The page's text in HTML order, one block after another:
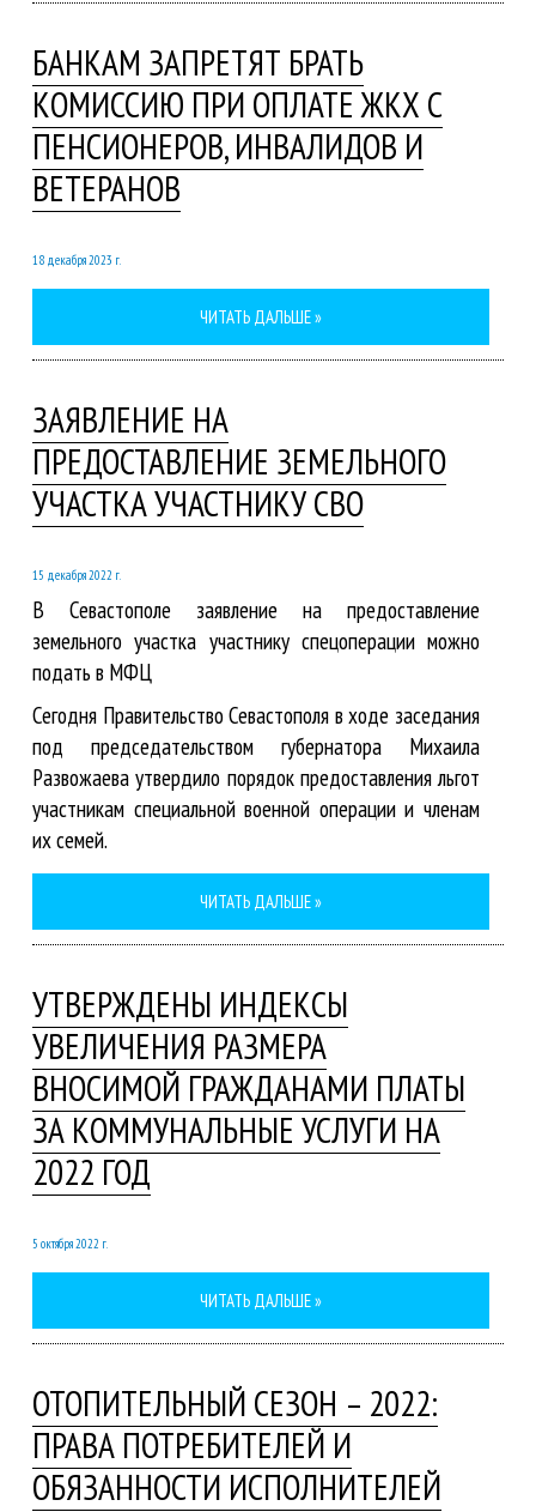
БАНКАМ ЗАПРЕТЯТ БРАТЬ
КОМИССИЮ ПРИ ОПЛАТЕ ЖКХ С
ПЕНСИОНЕРОВ, ИНВАЛИДОВ И
ВЕТЕРАНОВ
18 декабря 2023 г.
ЧИТАТЬ ДАЛЬШЕ »
ЗАЯВЛЕНИЕ НА
ПРЕДОСТАВЛЕНИЕ ЗЕМЕЛЬНОГО
УЧАСТКА УЧАСТНИКУ СВО
15 декабря 2022 г.
В Севастополе заявление на предоставление
земельного участка участнику спецоперации можно
подать в МФЦ
Сегодня Правительство Севастополя в ходе заседания
под председательством губернатора Михаила
Развожаева утвердило порядок предоставления льгот
участникам специальной военной операции и членам
их семей.
ЧИТАТЬ ДАЛЬШЕ »
УТВЕРЖДЕНЫ ИНДЕКСЫ
УВЕЛИЧЕНИЯ РАЗМЕРА
ВНОСИМОЙ ГРАЖДАНАМИ ПЛАТЫ
ЗА КОММУНАЛЬНЫЕ УСЛУГИ НА
2022 ГОД
5 октября 2022 г.
ЧИТАТЬ ДАЛЬШЕ »
ОТОПИТЕЛЬНЫЙ СЕЗОН – 2022:
ПРАВА ПОТРЕБИТЕЛЕЙ И
ОБЯЗАННОСТИ ИСПОЛНИТЕЛЕЙ